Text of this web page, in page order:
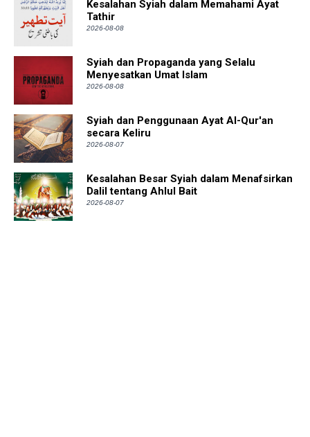
Kesalahan Syiah dalam Memahami Ayat
Tathir
2026-08-08
Syiah dan Propaganda yang Selalu
Menyesatkan Umat Islam
2026-08-08
Syiah dan Penggunaan Ayat Al-Qur'an
secara Keliru
2026-08-07
Kesalahan Besar Syiah dalam Menafsirkan
Dalil tentang Ahlul Bait
2026-08-07